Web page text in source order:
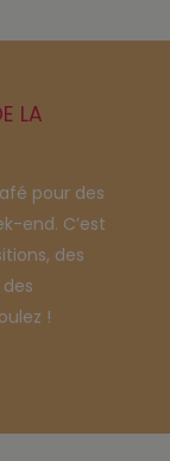
LA
pour des
end. C’est
des
!